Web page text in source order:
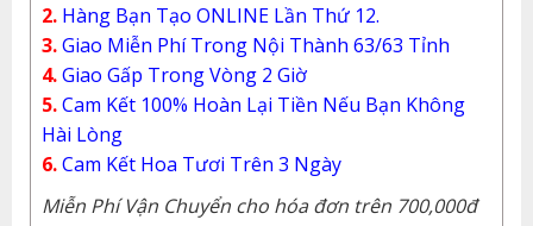
2. Hàng Bạn Tạo ONLINE Lần Thứ 12.
3.Giao Miễn Phí Trong Nội Thành 63/63 Tỉnh
4.Giao Gấp Trong Vòng 2 Giờ
5.Cam Kết 100% Hoàn Lại Tiền Nếu Bạn Không
Hài Lòng
6.Cam Kết Hoa Tươi Trên 3 Ngày
Miễn Phí Vận Chuyển cho hóa đơn trên 700,000đ